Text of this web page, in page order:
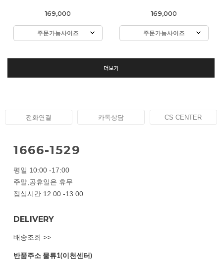
169,000
주문가능사이즈
169,000
주문가능사이즈
더보기
전화연결 카톡상담 CS CENTER
1666-1529
평일 10:00 -17:00
주말,공휴일은 휴무
점심시간 12:00 -13:00
DELIVERY
배송조회 >>
반품주소 물류1(이천센터)